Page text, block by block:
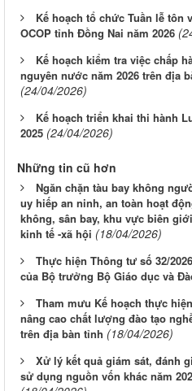
Kế hoạch tổ chức Tuần lễ tôn
OCOP tỉnh Đồng Nai năm 2026
Kế hoạch kiểm tra việc chấp
nguyên nước năm 2026 trên địa
(24/04/2026)
Kế hoạch triển khai thi hành
2025 (24/04/2026)
Những tin cũ hơn
Ngăn chặn tàu bay không
uy hiếp an ninh, an toàn hoạt
không, sân bay, khu vực biên
kinh tế -xã hội (18/04/2026)
Thực hiện Thông tư số 32/
của Bộ trưởng Bộ Giáo dục và
Tham mưu Kế hoạch thực
nâng cao chất lượng đào tạo
trên địa bàn tỉnh (18/04/2026)
Xử lý kết quả giám sát, đánh
sử dụng nguồn vốn khác năm